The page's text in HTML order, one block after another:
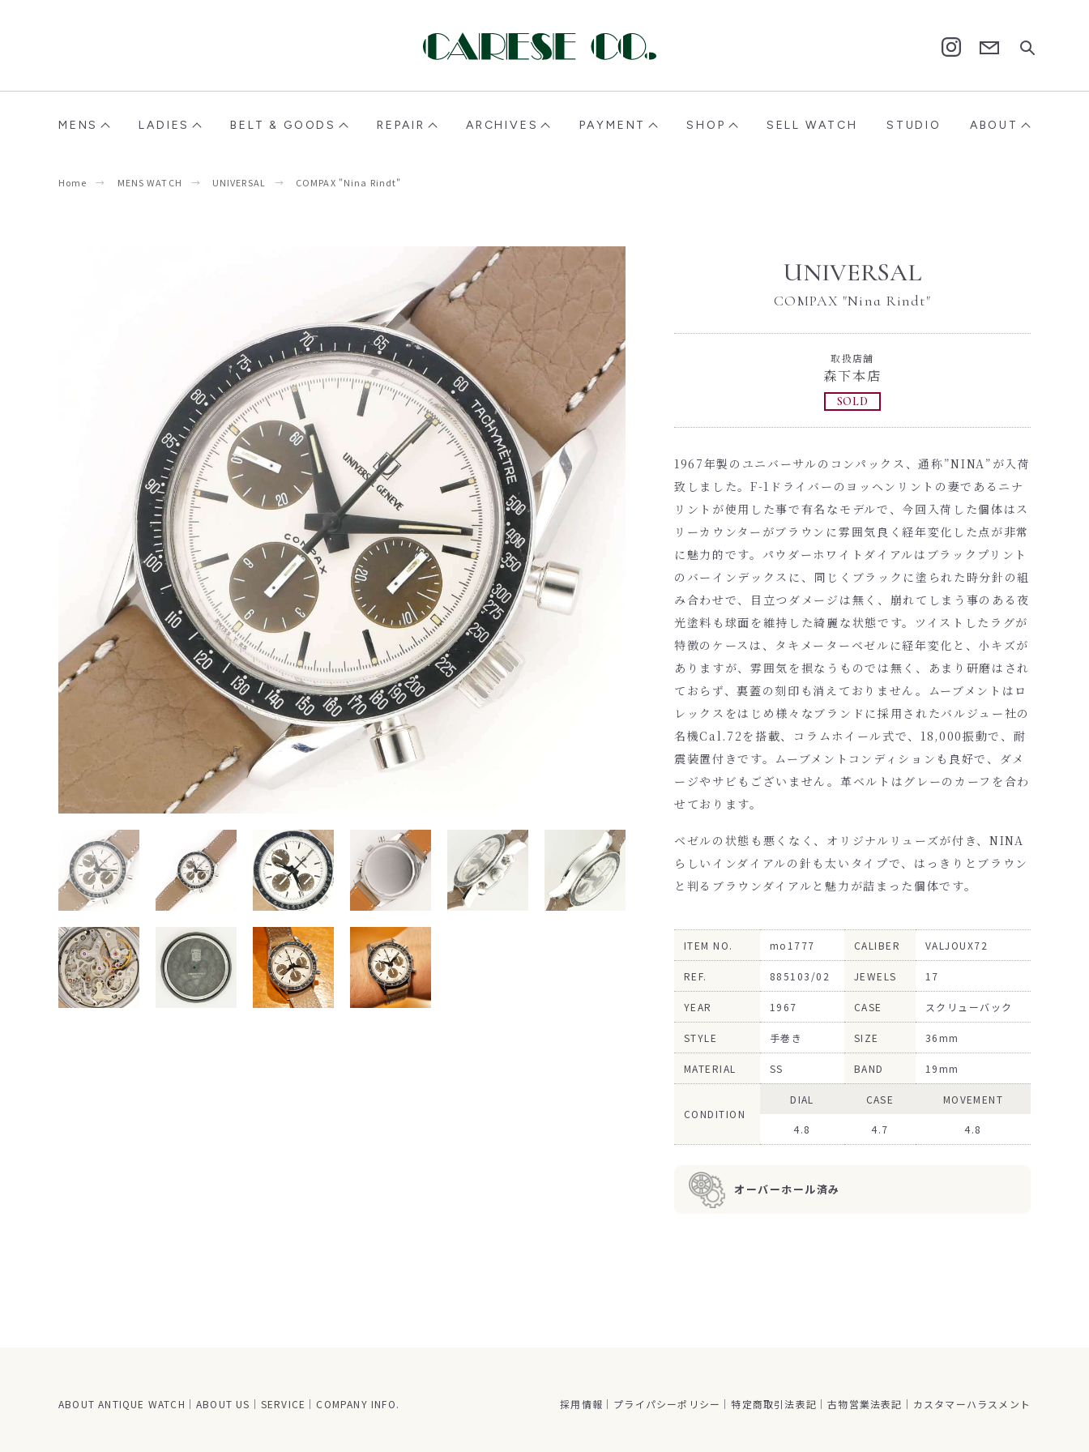
MENS LADIES BELT & GOODS REPAIR ARCHIVES PAYMENT SHOP SELL WATCH STUDIO ABOUT
Home MENS WATCH UNIVERSAL COMPAX "Nina Rindt"
UNIVERSAL
COMPAX "Nina Rindt"
取扱店舗
森下本店
SOLD
1967年製のユニバーサルのコンパックス、通称”NINA”が入荷
致しました。F-1ドライバーのヨッヘンリントの妻であるニナ
リントが使用した事で有名なモデルで、今回入荷した個体はス
リーカウンターがブラウンに雰囲気良く経年変化した点が非常
に魅力的です。パウダーホワイトダイアルはブラックプリント
のバーインデックスに、同じくブラックに塗られた時分針の組
み合わせで、目立つダメージは無く、崩れてしまう事のある夜
光塗料も球面を維持した綺麗な状態です。ツイストしたラグが
特徴のケースは、タキメーターベゼルに経年変化と、小キズが
ありますが、雰囲気を損なうものでは無く、あまり研磨はされ
ておらず、裏蓋の刻印も消えておりません。ムーブメントはロ
レックスをはじめ様々なブランドに採用されたバルジュー社の
名機Cal.72を搭載、コラムホイール式で、18,000振動で、耐
震装置付きです。ムーブメントコンディションも良好で、ダメ
ージやサビもございません。革ベルトはグレーのカーフを合わ
せております。
ベゼルの状態も悪くなく、オリジナルリューズが付き、NINA
らしいインダイアルの針も太いタイプで、はっきりとブラウン
と判るブラウンダイアルと魅力が詰まった個体です。
ITEM NO. mo1777 CALIBER VALJOUX72
REF. 885103/02 JEWELS 17
YEAR 1967 CASE スクリューバック
STYLE 手巻き SIZE 36mm
MATERIAL SS BAND 19mm
CONDITION
DIAL CASE MOVEMENT
4.8 4.7 4.8
オーバーホール済み
ABOUT ANTIQUE WATCH ABOUT US SERVICE COMPANY INFO. 採用情報 プライパシーポリシー 特定商取引法表記 古物営業法表記 カスタマーハラスメント